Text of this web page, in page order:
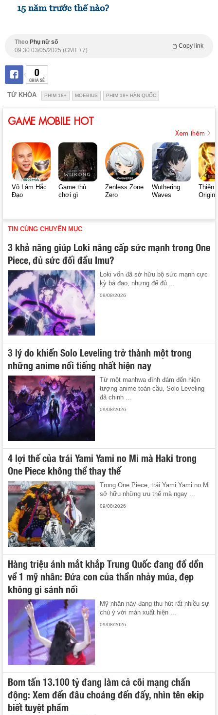
15 năm trước thế nào?
Theo Phụ nữ số
Copy link
09:30 03/05/2025 (GMT +7)
0
CHIA SẺ
TỪ KHÓA PHIM 18+ MOEBIUS PHIM 18+ HÀN QUỐC
GAME MOBILE HOT
Xem thêm
Võ Lâm Hắc
Đạo
Game thủ
chơi gì
Zenless Zone
Zero
Wuthering
Waves
Thiên
Origin
TIN CÙNG CHUYÊN MỤC
3 khả năng giúp Loki nâng cấp sức mạnh trong One
Piece, đủ sức đối đầu Imu?
Loki vốn đã sở hữu bộ sức mạnh cực
kỳ bá đạo, nhưng để đủ ...
09/08/2026
3 lý do khiến Solo Leveling trở thành một trong
những anime nổi tiếng nhất hiện nay
Từ một manhwa đình đám đến hiện
tượng anime toàn cầu, Solo Leveling
đã chinh ...
09/08/2026
4 lợi thế của trái Yami Yami no Mi mà Haki trong
One Piece không thể thay thế
Trong One Piece, trái Yami Yami no Mi
sở hữu những ưu thế mà ngay ...
09/08/2026
Hàng triệu ánh mắt khắp Trung Quốc đang đổ dồn
về 1 mỹ nhân: Đứa con của thần nhảy múa, đẹp
không gì sánh nổi
Mỹ nhân này đang thu hút rất nhiều sự
chú ý với màn xuất hiện ...
09/08/2026
Bom tấn 13.100 tỷ đang làm cả cõi mạng chấn
động: Xem đến đâu choáng đến đấy, nhìn tên ekip
biết tuyệt phẩm